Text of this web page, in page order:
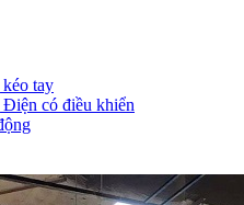
tay
có điều khiển